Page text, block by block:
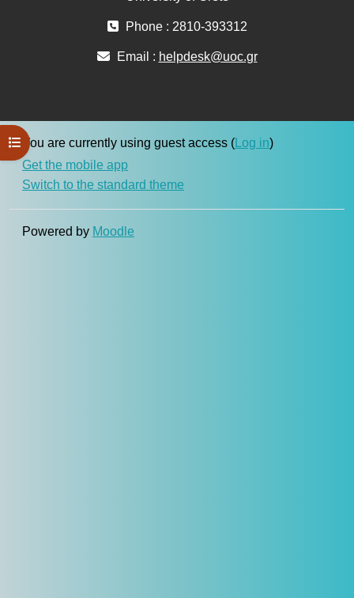
Open course index
Phone : 2810-393312
Email : helpdesk@uoc.gr
You are currently using guest access ( Log in)
Get the mobile app
Switch to the standard theme
Powered by Moodle